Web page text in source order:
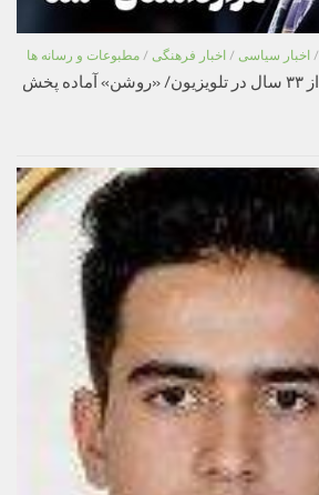
/ اخبار سیاسی / اخبار فرهنگی / مطبوعات و رسانه ها
اجرای حسین پاکدل پس از ۳۳ سال در تلویزیون/ «روشن» آماده پخش